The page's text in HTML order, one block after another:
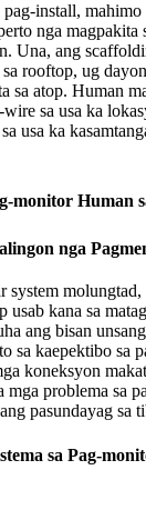
pag-install,
nga magpakita
Una, ang
rooftop, ug
sa atop. Human
sa usa ka
usa ka
monitor Human
nga
system
usab kana sa
ang bisan
sa kaepektibo sa
koneksyon
mga problema sa
pasundayag sa
sa Pag-